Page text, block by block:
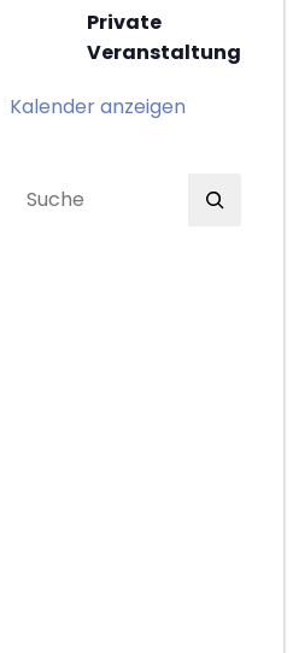
Private
Veranstaltung
Kalender anzeigen